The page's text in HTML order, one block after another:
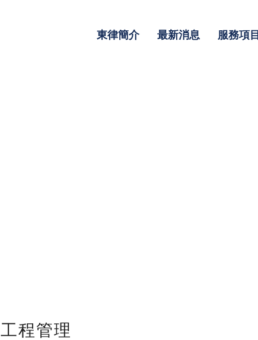
東律簡介 最新消息 服務項目
工程管理